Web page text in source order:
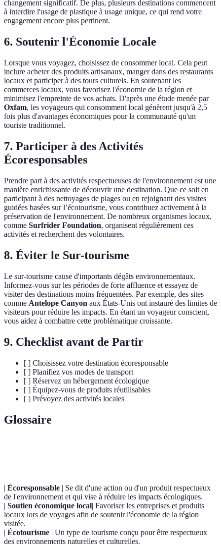
changement significatif. De plus, plusieurs destinations commencent
à interdire l'usage de plastique à usage unique, ce qui rend votre
engagement encore plus pertinent.
6. Soutenir l'Économie Locale
Lorsque vous voyagez, choisissez de consommer local. Cela peut
inclure acheter des produits artisanaux, manger dans des restaurants
locaux et participer à des tours culturels. En soutenant les
commerces locaux, vous favorisez l'économie de la région et
minimisez l'empreinte de vos achats. D'après une étude menée par
Oxfam, les voyageurs qui consomment local génèrent jusqu'à 2,5
fois plus d'avantages économiques pour la communauté qu'un
touriste traditionnel.
7. Participer à des Activités
Écoresponsables
Prendre part à des activités respectueuses de l'environnement est une
manière enrichissante de découvrir une destination. Que ce soit en
participant à des nettoyages de plages ou en rejoignant des visites
guidées basées sur l’écotourisme, vous contribuez activement à la
préservation de l'environnement. De nombreux organismes locaux,
comme Surfrider Foundation, organisent régulièrement ces
activités et recherchent des volontaires.
8. Éviter le Sur-tourisme
Le sur-tourisme cause d'importants dégâts environnementaux.
Informez-vous sur les périodes de forte affluence et essayez de
visiter des destinations moins fréquentées. Par exemple, des sites
comme Antelope Canyon aux États-Unis ont instauré des limites de
visiteurs pour réduire les impacts. En étant un voyageur conscient,
vous aidez à combattre cette problématique croissante.
9. Checklist avant de Partir
[ ] Choisissez votre destination écoresponsable
[ ] Planifiez vos modes de transport
[ ] Réservez un hébergement écologique
[ ] Équipez-vous de produits réutilisables
[ ] Prévoyez des activités locales
Glossaire
| Écoresponsable | Se dit d'une action ou d'un produit respectueux
de l'environnement et qui vise à réduire les impacts écologiques.
| Soutien économique local| Favoriser les entreprises et produits
locaux lors de voyages afin de soutenir l'économie de la région
visitée.
| Écotourisme | Un type de tourisme conçu pour être respectueux
des environnements naturelles et culturelles.